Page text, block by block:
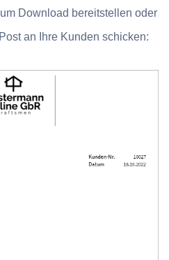
Download bereitstellen oder
an Ihre Kunden schicken: